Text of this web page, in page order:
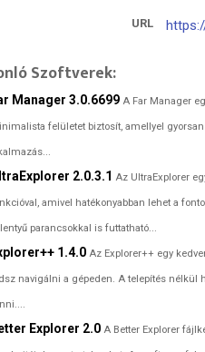
URL
Szoftverek:
Manager 3.0.6699 A Far Manager
felületet biztosít, amellyel
2.0.3.1 Az UltraExplorer
amivel hatékonyabban lehet a
parancsokkal is futtatható...
1.4.0 Az Explorer++ egy
navigálni a gépeden. A telepítés nélkül
Explorer 2.0 A Better Explorer